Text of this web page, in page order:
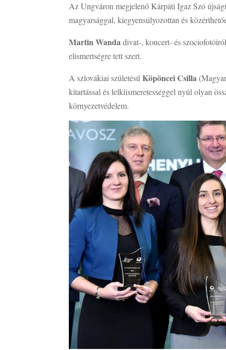
Az Ungváron megjelenő Kárpáti Igaz Szó
magyarsággal, kiegyensúlyozottan és
Martin Wandadivat-, koncert- és
elismertségre tett szert.
A szlovákiai születésűKöpöncei Csilla
kitartással és lelkiismeretességgel nyúl olyan
környezetvédelem.